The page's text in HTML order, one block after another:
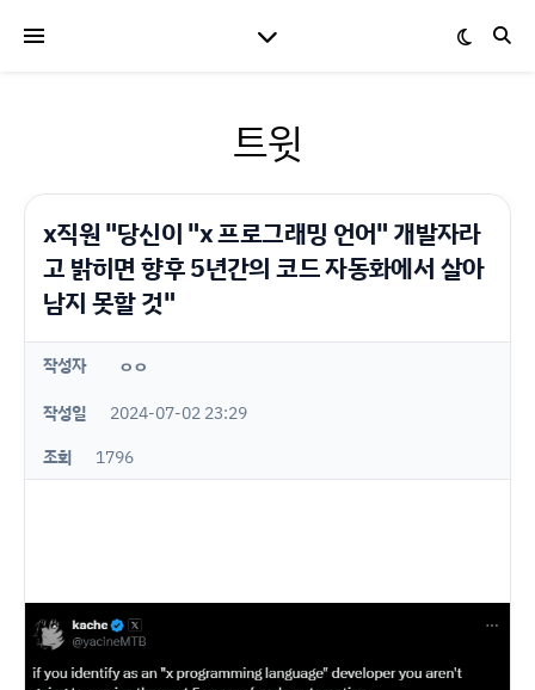
트윗
x직원 "당신이 "x 프로그래밍 언어" 개발자라
고 밝히면 향후 5년간의 코드 자동화에서 살아
남지 못할 것"
작성자 ㅇㅇ
작성일
2024-07-02 23:29
조회
1796